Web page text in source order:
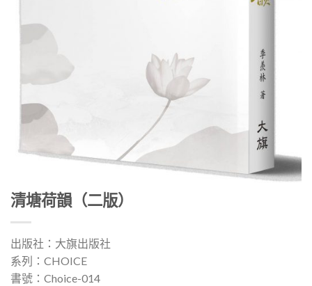
清塘荷韻（二版）
出版社：大旗出版社
系列：CHOICE
書號：Choice-014